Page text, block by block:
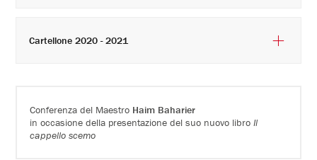
Conferenza del Maestro Haim Baharier
in occasione della presentazione del suo nuovo libroIl
cappello scemo
Cartellone 2020 - 2021